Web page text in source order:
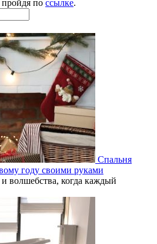
по ссылке.
Спальня
году своими руками
волшебства, когда каждый